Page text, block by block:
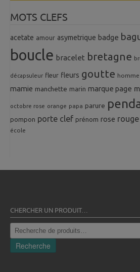
MOTS CLEFS
acetate amour asymetrique badge
boucle bracelet bretagne
décapsuleur fleur fleurs goutte homme
mamie manchette marin marque page
octobre rose orange papa parure
pompon porte clef prénom rose rouge
école
CHERCHER UN PRODUIT…
Recherche
pour :
Recherche